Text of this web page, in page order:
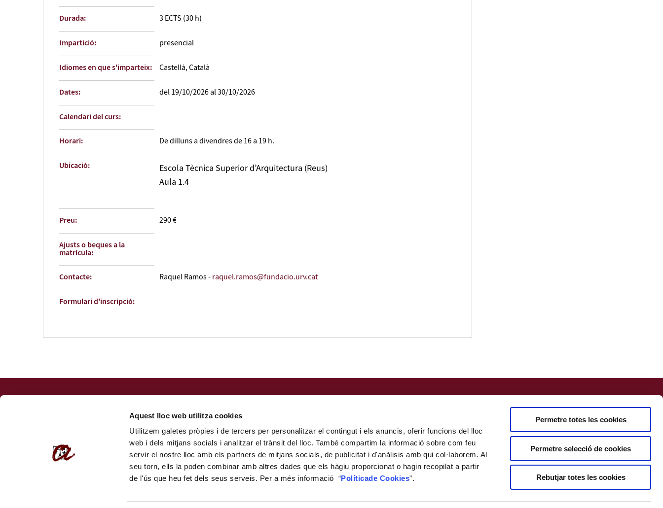
Aquest lloc web utilitza cookies
Utilitzem galetes pròpies i de tercers per personalitzar el contingut i els anuncis, oferir funcions del lloc
web i dels mitjans socials i analitzar el trànsit del lloc. També compartim la informació sobre com feu
servir el nostre lloc amb els partners de mitjans socials, de publicitat i d'anàlisis amb qui col·laborem. Al
seu torn, ells la poden combinar amb altres dades que els hàgiu proporcionat o hagin recopilat a partir
de l'ús que heu fet dels seus serveis. Per a més informació “Políticade Cookies”.
Permetre totes les cookies
Permetre selecció de cookies
Rebutjar totes les cookies
Durada: 3 ECTS (30 h)
Impartició: presencial
Idiomes en que s'imparteix: Castellà, Català
Dates: del 19/10/2026 al 30/10/2026
Calendari del curs:
Horari: De dilluns a divendres de 16 a 19 h.
Ubicació:
Escola Tècnica Superior d’Arquitectura (Reus)
Aula 1.4
Preu: 290 €
Ajusts o beques a la
matrícula:
Contacte: Raquel Ramos -raquel.ramos@fundacio.urv.cat
Formulari d'inscripció:
Centre de Formació Permanent
formacio@fundacio.urv.cat
Portal de la Transparència
Canal de denúncia
Política de cookies
Mapa web